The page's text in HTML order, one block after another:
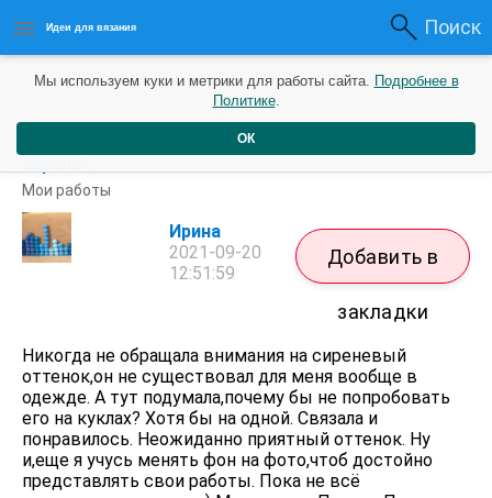
Идеи для вязания Поиск
Сиреневое платье для куклы в стиле бохо. "Облако
Мои работы
Ирина
2021-09-20
12:51:59
Добавить в
закладки
Никогда не обращала внимания на сиреневый
оттенок,он не существовал для меня вообще в
одежде. А тут подумала,почему бы не попробовать
его на куклах? Хотя бы на одной. Связала и
понравилось. Неожиданно приятный оттенок. Ну
и,еще я учусь менять фон на фото,чтоб достойно
представлять свои работы. Пока не всё
Мы используем куки и метрики для работы сайта. Подробнее в
Политике.
ОК